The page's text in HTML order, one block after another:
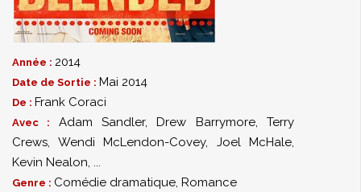
Année : 2014
Date de Sortie : Mai 2014
De : Frank Coraci
Avec : Adam Sandler,Drew Barrymore,Terry
Crews, Wendi McLendon-Covey, Joel McHale,
Kevin Nealon, ...
Genre : Comédie dramatique, Romance